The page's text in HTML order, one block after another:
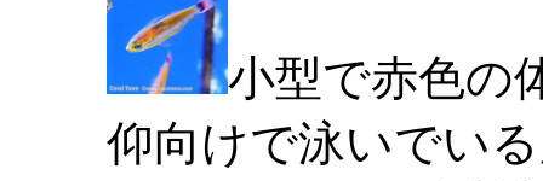
小型で赤色の
仰向けで泳いでい